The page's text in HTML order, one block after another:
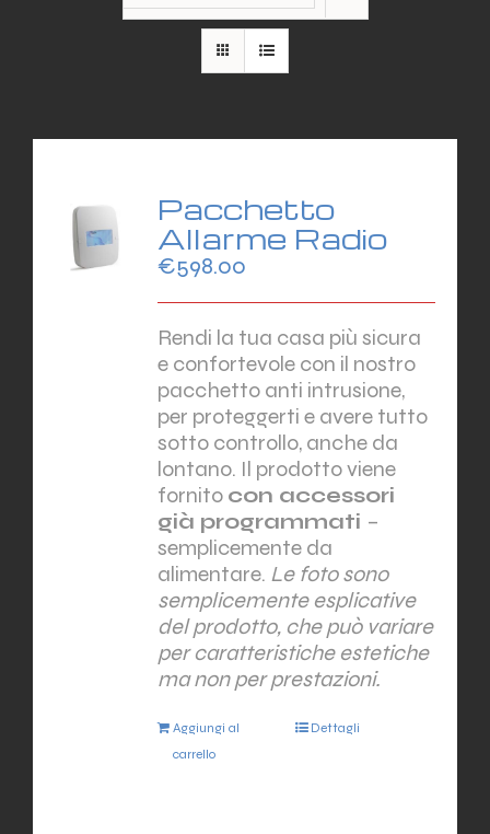
Pacchetto
Allarme Radio
€598.00
Rendi la tua casa più sicura
e confortevole con il nostro
pacchetto anti intrusione,
per proteggerti e avere tutto
sotto controllo, anche da
lontano. Il prodotto viene
fornito con accessori
già programmati –
semplicemente da
alimentare. Le foto sono
semplicemente esplicative
del prodotto, che può variare
per caratteristiche estetiche
ma non per prestazioni.
Aggiungi al
carrello
Dettagli